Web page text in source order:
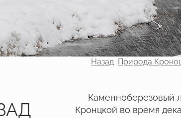
Назад Природа
Каменноберезовый
Кронцкой во время